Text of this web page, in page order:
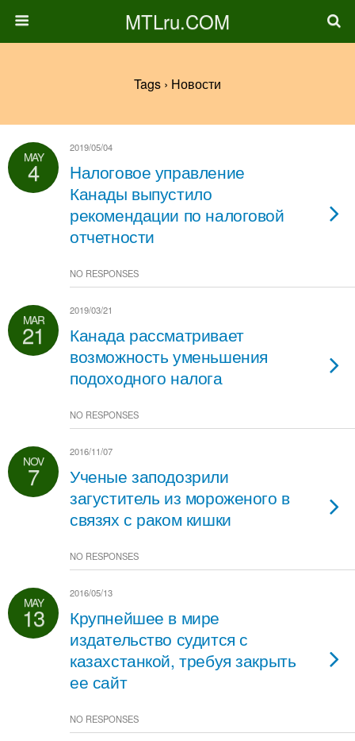
MTLru.COM
Tags › Новости
MAY
4
2019/05/04
Hалоговое управление
Канады выпустило
рекомендации по налоговой
отчетности
NO RESPONSES
MAR
21
2019/03/21
Канада рассматривает
возможность уменьшения
подоходного налога
NO RESPONSES
NOV
7
2016/11/07
Ученые заподозрили
загуститель из мороженого в
связях с раком кишки
NO RESPONSES
MAY
13
2016/05/13
Крупнейшее в мире
издательство судится с
казахстанкой, требуя закрыть
ее сайт
NO RESPONSES